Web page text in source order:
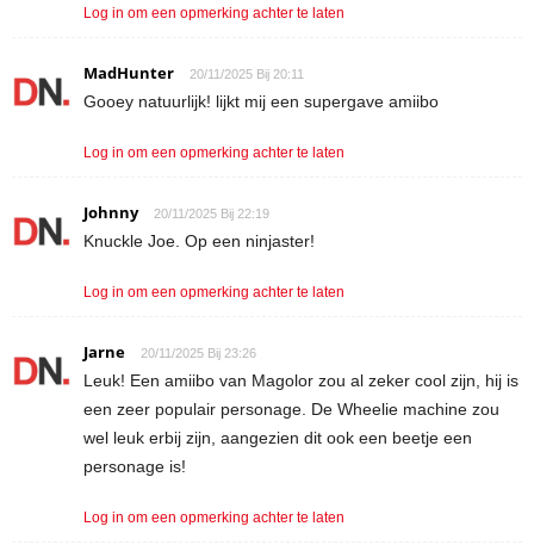
Log in om een opmerking achter te laten
MadHunter 20/11/2025 Bij 20:11
Gooey natuurlijk! lijkt mij een supergave amiibo
Log in om een opmerking achter te laten
Johnny 20/11/2025 Bij 22:19
Knuckle Joe. Op een ninjaster!
Log in om een opmerking achter te laten
Jarne 20/11/2025 Bij 23:26
Leuk! Een amiibo van Magolor zou al zeker cool zijn, hij is
een zeer populair personage. De Wheelie machine zou
wel leuk erbij zijn, aangezien dit ook een beetje een
personage is!
Log in om een opmerking achter te laten